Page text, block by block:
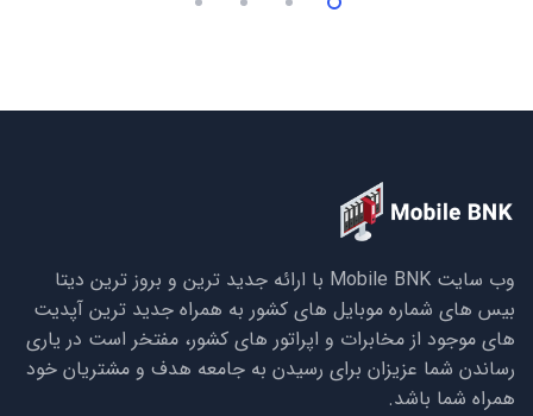
وب سایت Mobile BNK با ارائه جدید ترین و بروز ترین دیتا
بیس های شماره موبایل های کشور به همراه جدید ترین آپدیت
های موجود از مخابرات و اپراتور های کشور، مفتخر است در یاری
رساندن شما عزیزان برای رسیدن به جامعه هدف و مشتریان خود
همراه شما باشد.